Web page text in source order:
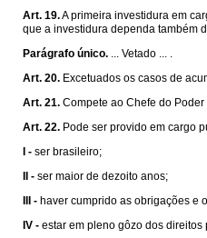
Art. 19.A primeira investidura em
que a investidura dependa também
Parágrafo único. ... Vetado ... .
Art. 20. Excetuados os casos de
Art. 21. Compete ao Chefe do
Art. 22. Pode ser provido em cargo
I - ser brasileiro;
II - ser maior de dezoito anos;
III - haver cumprido as obrigações e
IV - estar em pleno gôzo dos direitos